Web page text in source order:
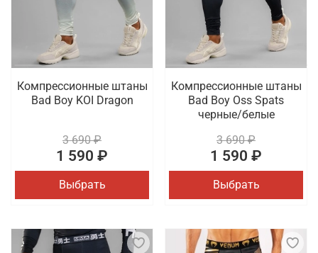
Компрессионные штаны
Bad Boy KOI Dragon
3 690 ₽
1 590 ₽
Выбрать
Компрессионные штаны
Bad Boy Oss Spats
черные/белые
3 690 ₽
1 590 ₽
Выбрать